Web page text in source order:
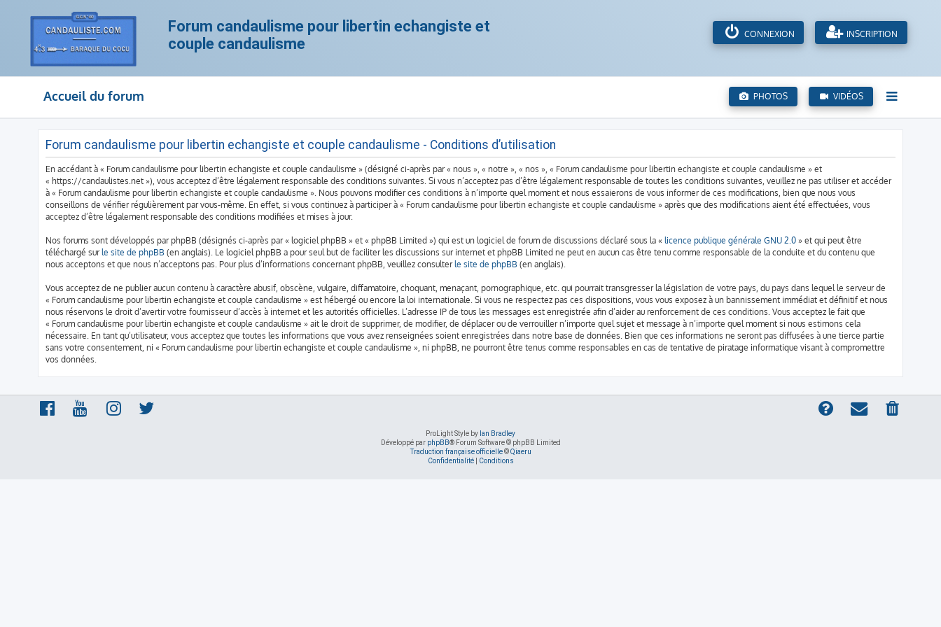
Forum candaulisme pour libertin echangiste et
couple candaulisme
CONNEXION INSCRIPTION
PHOTOS VIDÉOS
Accueil du forum
Forum candaulisme pour libertin echangiste et couple candaulisme - Conditions d’utilisation
En accédant à « Forum candaulisme pour libertin echangiste et couple candaulisme » (désigné ci-après par « nous », « notre », « nos », « Forum candaulisme pour libertin echangiste et couple candaulisme » et
« https://candaulistes.net »), vous acceptez d’être légalement responsable des conditions suivantes. Si vous n’acceptez pas d’être légalement responsable de toutes les conditions suivantes, veuillez ne pas utiliser et accéder
à « Forum candaulisme pour libertin echangiste et couple candaulisme ». Nous pouvons modifier ces conditions à n’importe quel moment et nous essaierons de vous informer de ces modifications, bien que nous vous
conseillons de vérifier régulièrement par vous-même. En effet, si vous continuez à participer à « Forum candaulisme pour libertin echangiste et couple candaulisme » après que des modifications aient été effectuées, vous
acceptez d’être légalement responsable des conditions modifiées et mises à jour.
Nos forums sont développés par phpBB (désignés ci-après par « logiciel phpBB » et « phpBB Limited ») qui est un logiciel de forum de discussions déclaré sous la «licence publique générale GNU 2.0 » et qui peut être
téléchargé surle site de phpBB (en anglais). Le logiciel phpBB a pour seul but de faciliter les discussions sur internet et phpBB Limited ne peut en aucun cas être tenu comme responsable de la conduite et du contenu que
nous acceptons et que nous n’acceptons pas. Pour plus d’informations concernant phpBB, veuillez consulterle site de phpBB (en anglais).
Vous acceptez de ne publier aucun contenu à caractère abusif, obscène, vulgaire, diffamatoire, choquant, menaçant, pornographique, etc. qui pourrait transgresser la législation de votre pays, du pays dans lequel le serveur de
« Forum candaulisme pour libertin echangiste et couple candaulisme » est hébergé ou encore la loi internationale. Si vous ne respectez pas ces dispositions, vous vous exposez à un bannissement immédiat et définitif et nous
nous réservons le droit d’avertir votre fournisseur d’accès à internet et les autorités officielles. L’adresse IP de tous les messages est enregistrée afin d’aider au renforcement de ces conditions. Vous acceptez le fait que
« Forum candaulisme pour libertin echangiste et couple candaulisme » ait le droit de supprimer, de modifier, de déplacer ou de verrouiller n’importe quel sujet et message à n’importe quel moment si nous estimons cela
nécessaire. En tant qu’utilisateur, vous acceptez que toutes les informations que vous avez renseignées soient enregistrées dans notre base de données. Bien que ces informations ne seront pas diffusées à une tierce partie
sans votre consentement, ni « Forum candaulisme pour libertin echangiste et couple candaulisme », ni phpBB, ne pourront être tenus comme responsables en cas de tentative de piratage informatique visant à compromettre
vos données.
ProLight Style by Ian Bradley
Développé par phpBB® Forum Software © phpBB Limited
Traduction française officielle©Qiaeru
Confidentialité| Conditions